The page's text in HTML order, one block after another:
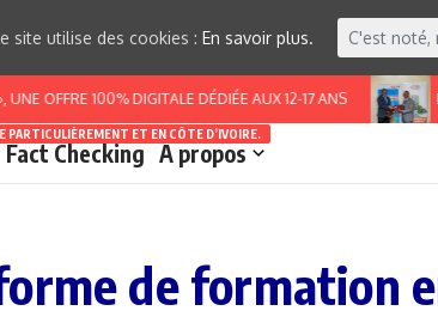
OFFRE 100% DIGITALE DÉDIÉE AUX 12-17 ANS
PARTICULIÈREMENT ET EN CÔTE D’IVOIRE.
Fact Checking A propos
de formation
site utilise des cookies : En savoir plus. C'est noté,